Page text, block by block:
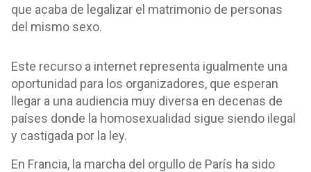
que acaba de legalizar el matrimonio de personas
del mismo sexo.
Este recurso a internet representa igualmente una
oportunidad para los organizadores, que esperan
llegar a una audiencia muy diversa en decenas de
países donde la homosexualidad sigue siendo ilegal
y castigada por la ley.
En Francia, la marcha del orgullo de París ha sido